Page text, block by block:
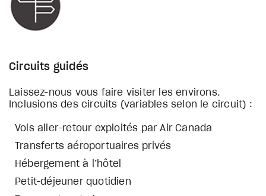
Circuits guidés
Laissez-nous vous faire visiter les environs.
Inclusions des circuits (variables selon le circuit) :
Vols aller-retour exploités par Air Canada
Transferts aéroportuaires privés
Hébergement à l’hôtel
Petit-déjeuner quotidien